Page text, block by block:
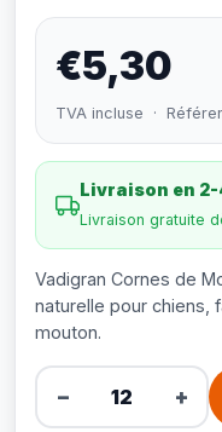
€5,30
TVA incluse ·
Livraison en
Livraison gratuite
Vadigran Cornes de
naturelle pour chiens,
mouton.
− +